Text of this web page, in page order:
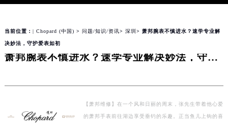
金华市金东区东市南街777号金华万达广场写字楼4号楼22层2209室（需提前预约）
嘉兴市南湖区广益路705号嘉兴世界贸易中心写字楼A座13层1304室（需提前预约）
济南市历下区经十路11111号华润中心写字楼（万象城）15层1508室（需提前预约）
深圳市罗湖区深南东路5001号华润大厦写字楼17层1701室（需提前预约）
惠州市惠城区江北文昌一路7号华贸大厦写字楼1座30层05室（需提前预约）
当前位置： | Chopard (中国) > 问题/知识/资讯> 深圳 > 萧邦腕表不慎进水？速学专业解
决妙法，守护爱表如初
萧邦腕表不慎进水？速学专业解决妙法，守护爱表如初
【萧邦维修】在一个风和日丽的周末，张先生带着他心爱
的萧邦手表前往湖边享受垂钓的乐趣。正当鱼儿上钩的喜